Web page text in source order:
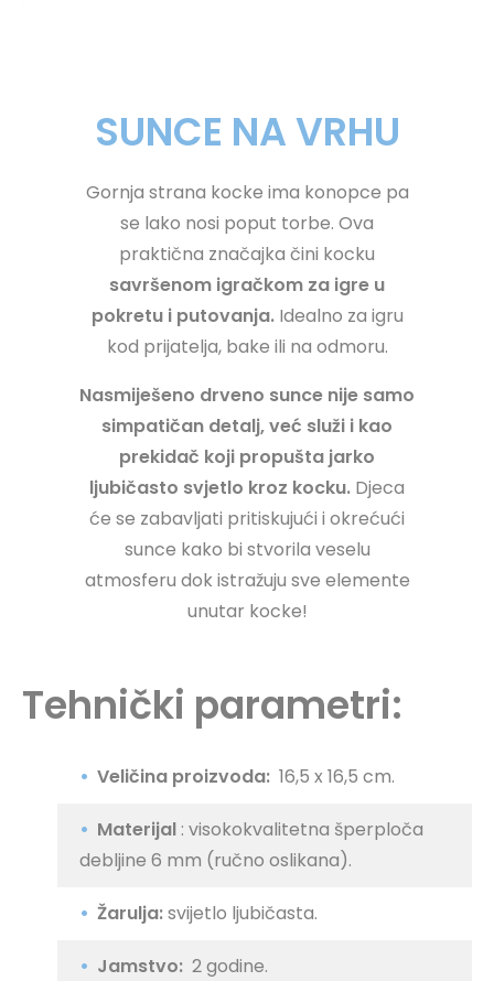
SUNCE NA VRHU
Gornja strana kocke ima konopce pa
se lako nosi poput torbe. Ova
praktična značajka čini kocku
savršenom igračkom za igre u
pokretu i putovanja.Idealno za igru
kod prijatelja, bake ili na odmoru.
Nasmiješeno drveno sunce nije samo
simpatičan detalj, već služi i kao
prekidač koji propušta jarko
ljubičasto svjetlo kroz kocku. Djeca
će se zabavljati pritiskujući i okrećući
sunce kako bi stvorila veselu
atmosferu dok istražuju sve elemente
unutar kocke!
Tehnički parametri:
Veličina proizvoda: 16,5 x 16,5 cm.
Materijal : visokokvalitetna šperploča
debljine 6 mm (ručno oslikana).
Žarulja:svijetlo ljubičasta.
Jamstvo: 2 godine.